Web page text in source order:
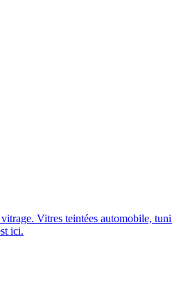
Vitres teintées automobile,
ici.